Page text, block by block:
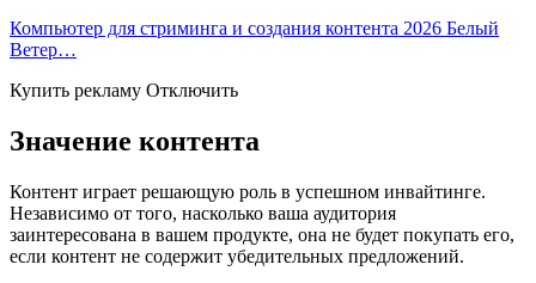
Компьютер для стриминга и создания контента 2026 Белый
Ветер…
Купить рекламу Отключить
Значение контента
Контент играет решающую роль в успешном инвайтинге.
Независимо от того, насколько ваша аудитория
заинтересована в вашем продукте, она не будет покупать его,
если контент не содержит убедительных предложений.